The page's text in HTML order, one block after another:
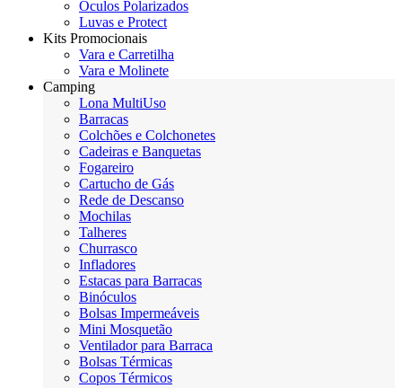
Óculos Polarizados
Luvas e Protect
Kits Promocionais
Vara e Carretilha
Vara e Molinete
Camping
Lona MultiUso
Barracas
Colchões e Colchonetes
Cadeiras e Banquetas
Fogareiro
Cartucho de Gás
Rede de Descanso
Mochilas
Talheres
Churrasco
Infladores
Estacas para Barracas
Binóculos
Bolsas Impermeáveis
Mini Mosquetão
Ventilador para Barraca
Bolsas Térmicas
Copos Térmicos